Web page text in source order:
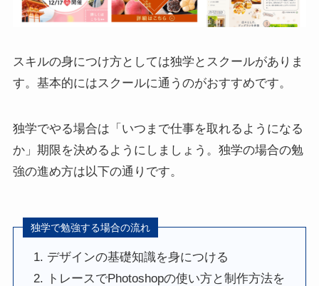
スキルの身につけ方としては独学とスクールがありま
す。基本的にはスクールに通うのがおすすめです。
独学でやる場合は「いつまで仕事を取れるようになる
か」期限を決めるようにしましょう。独学の場合の勉
強の進め方は以下の通りです。
独学で勉強する場合の流れ
デザインの基礎知識を身につける
トレースでPhotoshopの使い方と制作方法を